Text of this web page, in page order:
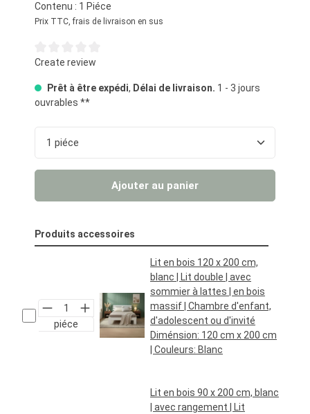
Contenu : 1 Piéce
Prix TTC, frais de livraison en sus
Note moyenne de 0 sur 5 étoiles
Create review
Prêt à être expédi, Délai de livraison. 1 - 3 jours
ouvrables **
Quantité de produit : Entrez la quantité
Ajouter au panier
Produits accessoires
piéce
Lit en bois 120 x 200 cm,
blanc | Lit double | avec
sommier à lattes | en bois
massif | Chambre d'enfant,
d'adolescent ou d'invité
Diménsion: 120 cm x 200 cm
| Couleurs: Blanc
Lit en bois 90 x 200 cm, blanc
| avec rangement | Lit